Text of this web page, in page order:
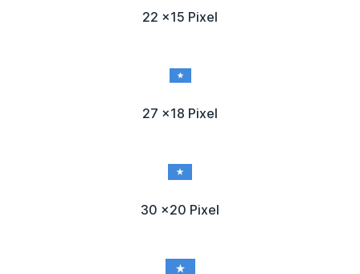
22 x15 Pixel
27 x18 Pixel
30 x20 Pixel